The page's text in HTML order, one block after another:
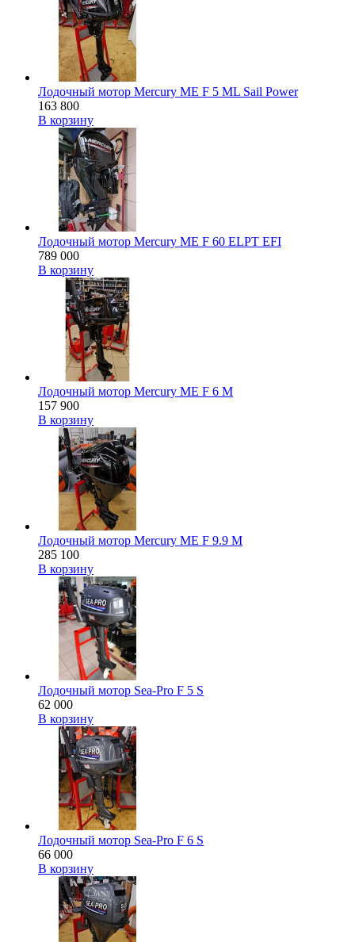
Лодочный мотор Mercury ME F 5 ML Sail Power
163 800
В корзину
Лодочный мотор Mercury ME F 60 ELPT EFI
789 000
В корзину
Лодочный мотор Mercury ME F 6 M
157 900
В корзину
Лодочный мотор Mercury ME F 9.9 M
285 100
В корзину
Лодочный мотор Sea-Pro F 5 S
62 000
В корзину
Лодочный мотор Sea-Pro F 6 S
66 000
В корзину